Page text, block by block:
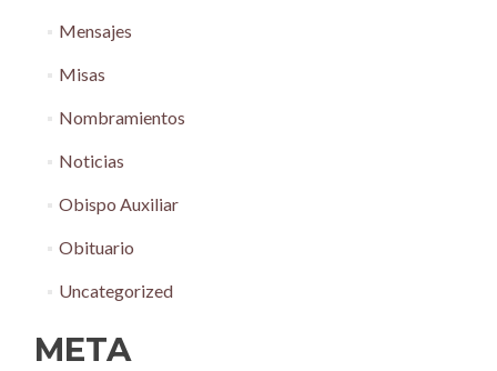
Mensajes
Misas
Nombramientos
Noticias
Obispo Auxiliar
Obituario
Uncategorized
META